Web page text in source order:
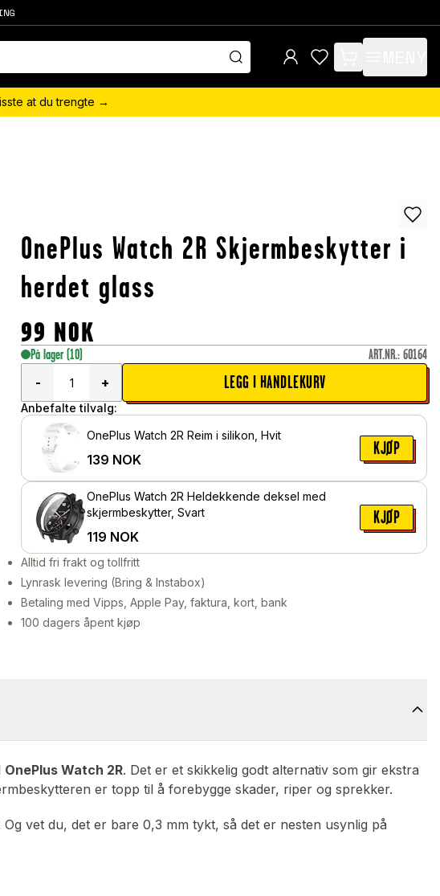
items in cart, view
at du trengte →
OnePlus Watch 2R Skjermbeskytter i
herdet glass
99 NOK
På lager (10) ART.NR.: 60164
-
+ LEGG I HANDLEKURV
Anbefalte tilvalg:
OnePlus Watch 2R Reim i silikon, Hvit
139 NOK
KJØP
OnePlus Watch 2R Heldekkende deksel med
skjermbeskytter, Svart
119 NOK
KJØP
Alltid fri frakt og tollfritt
Lynrask levering (Bring & Instabox)
Betaling med Vipps, Apple Pay, faktura, kort, bank
100 dagers åpent kjøp
OnePlus Watch 2R. Det er et skikkelig godt alternativ som gir ekstra
er topp til å forebygge skader, riper og sprekker.
vet du, det er bare 0,3 mm tykt, så det er nesten usynlig på